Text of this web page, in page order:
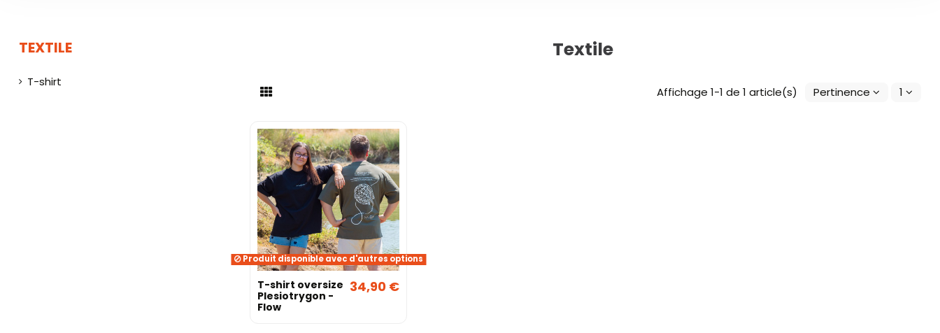
Textile
Affichage 1-1 de 1 article(s) Pertinence 1
Produit disponible avec d'autres options
T-shirt oversize
Plesiotrygon -
Flow
34,90 €
TEXTILE
T-shirt